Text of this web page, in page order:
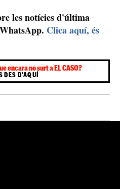
les notícies d'última
Clica aquí, és
encara no surt a EL CASO?
DES D'AQUÍ